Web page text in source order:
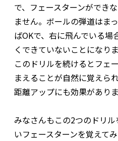
で、フェースターンができ
ません。ボールの弾道はま
ばOKで、右に飛んでいる場
くできていないことになりま
このドリルを続けるとフェ
まえることが自然に覚えら
距離アップにも効果がありま
みなさんもこの2つのドリ
いフェースターンを覚えて